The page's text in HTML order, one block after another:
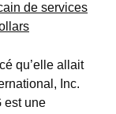
de services
qu’elle allait
Inc.
est une